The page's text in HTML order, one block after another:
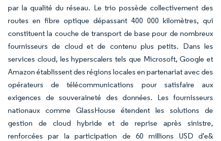
par la qualité du réseau. Le trio possède collectivement des
routes en fibre optique dépassant 400 000 kilomètres, qui
constituent la couche de transport de base pour de nombreux
fournisseurs de cloud et de contenu plus petits. Dans les
services cloud, les hyperscalers tels que Microsoft, Google et
Amazon établissent des régions locales en partenariat avec des
opérateurs de télécommunications pour satisfaire aux
exigences de souveraineté des données. Les fournisseurs
nationaux comme GlassHouse étendent les solutions de
gestion de cloud hybride et de reprise après sinistre,
renforcées par la participation de 60 millions USD d'e&